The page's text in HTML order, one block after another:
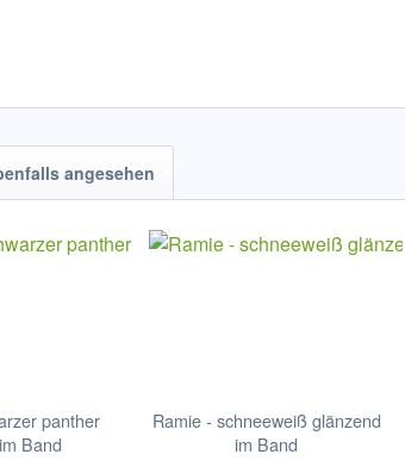
angesehen
panther
Band
Ramie - schneeweiß glänzend
im Band